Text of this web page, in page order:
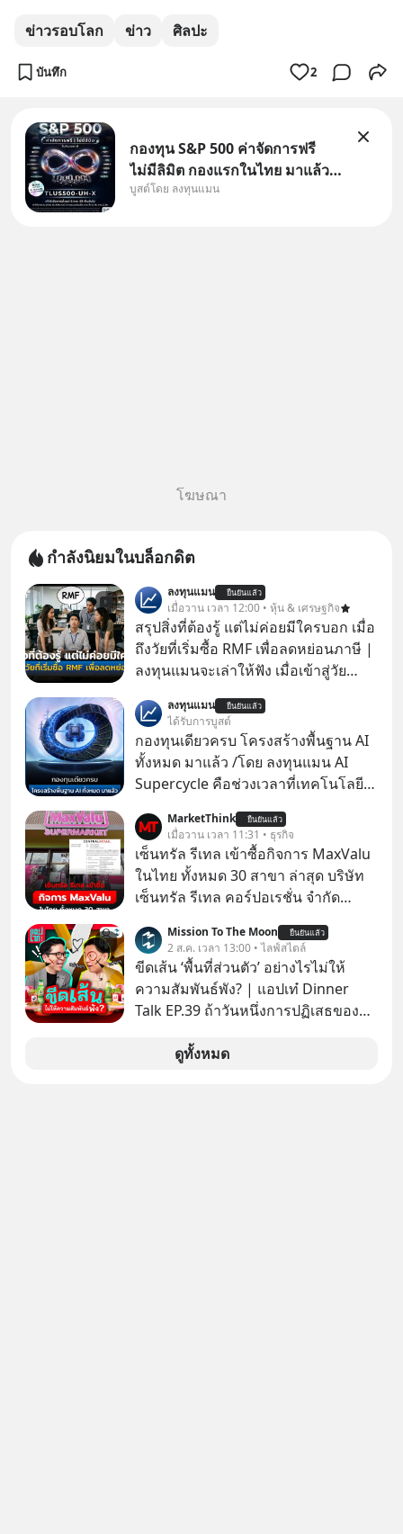
ข่าวรอบโลก ข่าว ศิลปะ
บันทึก 2
กองทุน S&P 500 ค่าจัดการฟรี
ไม่มีลิมิต กองแรกในไทย มาแล้ว..
กองทุนที่ออกแบบมาเพื่อแก้ Pain
บูสต์โดย ลงทุนแมน
โฆษณา
กำลังนิยมในบล็อกดิต
ลงทุนแมน ยืนยันแล้ว
เมื่อวาน เวลา 12:00 • หุ้น & เศรษฐกิจ
สรุปสิ่งที่ต้องรู้ แต่ไม่ค่อยมีใครบอก เมื่อ
ถึงวัยที่เริ่มซื้อ RMF เพื่อลดหย่อนภาษี |
ลงทุนแมนจะเล่าให้ฟัง เมื่อเข้าสู่วัย
ภาษี หลายคนมักได้รับคำแนะนำให้
ลงทุนใน RMF เพราะนอกจากจะช่วยลด
หย่อนภาษีได้แล้ว ยังเป็นโอกาสในการ
สร้างความมั่งคั่งระยะยาว แต่น้อยคน
อะไรบ้าง ควรดู ตรงไหน ทำอย่างไร ถึง
จะดีกับเรา แล้วเราควรรู้ข้อมูลอะไร
เกี่ยวกับ RMF บ้าง เพื่อให้นำไปใช้ต่อได้
จริง ๆ ลงทุนแมนจะเล่าให้ฟัง
ลงทุนแมน ยืนยันแล้ว
ได้รับการบูสต์
กองทุนเดียวครบ โครงสร้างพื้นฐาน AI
ทั้งหมด มาแล้ว /โดย ลงทุนแมน AI
Supercycle คือช่วงเวลาที่เทคโนโลยี
เคลื่อนหลัก ของการเติบโตทาง
เศรษฐกิจ และวิถีชีวิตของผู้คนอย่าง
ยาวนานต่อจากนี้
MarketThink ยืนยันแล้ว
เมื่อวาน เวลา 11:31 • ธุรกิจ
เซ็นทรัล รีเทล เข้าซื้อกิจการ MaxValu
ในไทย ทั้งหมด 30 สาขา ล่าสุด บริษัท
เซ็นทรัล รีเทล คอร์ปอเรชั่น จํากัด
ตลาดหลักทรัพย์แห่งประเทศไทยว่า ได้
เข้าทำการเข้าถือหุ้นในบริษัท อิออน
(ไทยแลนด์) จำกัด เจ้าของ MaxValu ใน
ไทย
Mission To The Moon ยืนยันแล้ว
2 ส.ค. เวลา 13:00 • ไลฟ์สไตล์
ขีดเส้น ‘พื้นที่ส่วนตัว’ อย่างไรไม่ให้
ความสัมพันธ์พัง? | แอปเท๋ Dinner
Talk EP.39 ถ้าวันหนึ่งการปฏิเสธของ
ตั้งกำแพงใส่และมองว่าเราเห็นแก่ตัวทั้ง
ดูทั้งหมด